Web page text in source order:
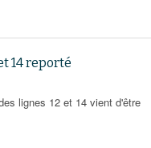
14 reporté
lignes 12 et 14 vient d'être